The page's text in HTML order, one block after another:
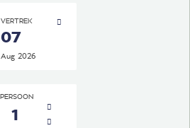
VERTREK
07
Aug 2026
PERSOON
1